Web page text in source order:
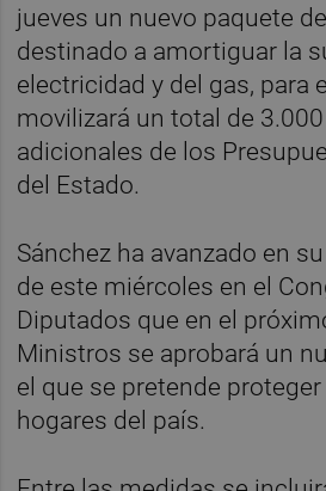
jueves un nuevo paquete
destinado a amortiguar la
electricidad y del gas, para
movilizará un total de
adicionales de los
del Estado.
Sánchez ha avanzado en
de este miércoles en el
Diputados que en el
Ministros se aprobará un
el que se pretende
hogares del país.